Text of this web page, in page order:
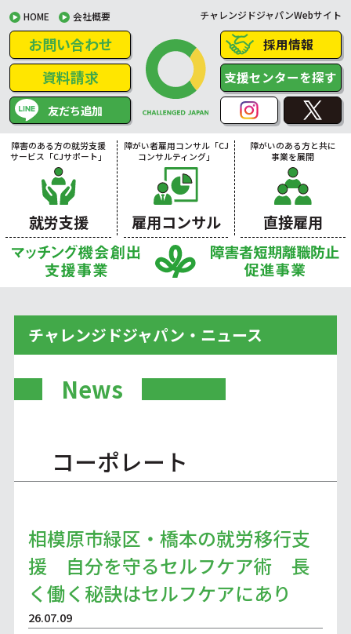
HOME 会社概要 チャレンジドジャパンWebサイト
お問い合わせ
資料請求
友だち追加
採用情報
支援センターを探す
障害のある方の就労支援
サービス「CJサポート」
就労支援
障がい者雇用コンサル「CJ
コンサルティング」
雇用コンサル
障がいのある方と共に
事業を展開
直接雇用
チャレンジドジャパン・ニュース
News
コーポレート
相模原市緑区・橋本の就労移行支
援 自分を守るセルフケア術 長
く働く秘訣はセルフケアにあり
26.07.09